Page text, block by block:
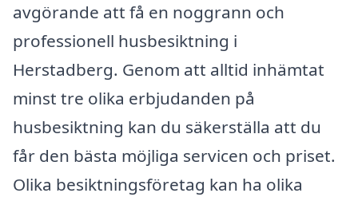
avgörande att få en noggrann och
professionell husbesiktning i
Herstadberg. Genom att alltid inhämtat
minst tre olika erbjudanden på
husbesiktning kan du säkerställa att du
får den bästa möjliga servicen och priset.
Olika besiktningsföretag kan ha olika